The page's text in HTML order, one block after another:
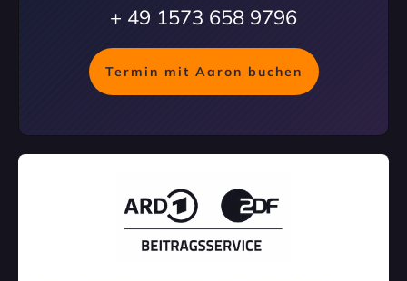
+ 49 1573 658 9796
Termin mit Aaron buchen